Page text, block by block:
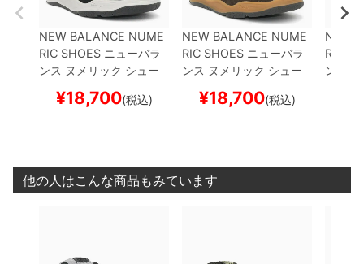
NEW BALANCE NUME
RIC SHOES ニューバラ
ンス ヌメリック シュー
MOS 1010NM1010GG
¥18,700(税込)
NEW BALANCE NUME
RIC SHOES ニューバラ
ンス ヌメリック シュー
MOS 1010NM1010BN
¥18,700(税込)
NEW
RIC
ンス
他の人はこんな商品もみています